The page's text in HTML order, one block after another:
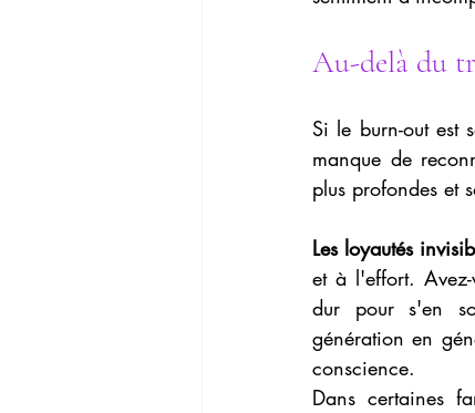
Au-delà du
Si le burn-out est
manque de
plus profondes et
Les loyautés
et à l'effort.
dur pour s'en
génération en
conscience.
Dans certaines